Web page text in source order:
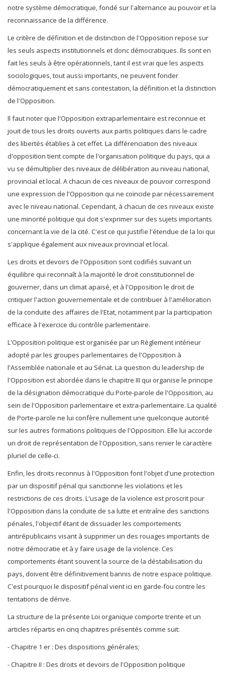
notre système démocratique, fondé sur l'alternance au pouvoir et la
reconnaissance de la différence.
Le critère de définition et de distinction de l'Opposition repose sur
les seuls aspects institutionnels et donc démocratiques. Ils sont en
fait les seuls à être opérationnels, tant il est vrai que les aspects
sociologiques, tout aussi importants, ne peuvent fonder
démocratiquement et sans contestation, la définition et la distinction
de l'Opposition.
Il faut noter que l'Opposition extraparlementaire est reconnue et
jouit de tous les droits ouverts aux partis politiques dans le cadre
des libertés établies à cet effet. La différenciation des niveaux
d'opposition tient compte de l'organisation politique du pays, qui a
vu se démultiplier des niveaux de délibération au niveau national,
provincial et local. A chacun de ces niveaux de pouvoir correspond
une expression de l'Opposition qui ne coïncide par nécessairement
avec le niveau national. Cependant, à chacun de ces niveaux existe
une minorité politique qui doit s'exprimer sur des sujets importants
concernant la vie de la cité. C'est ce qui justifie l'étendue de la loi qui
s'applique également aux niveaux provincial et local.
Les droits et devoirs de l'Opposition sont codifiés suivant un
équilibre qui reconnaît à la majorité le droit constitutionnel de
gouverner, dans un climat apaisé, et à l'Opposition le droit de
critiquer l'action gouvernementale et de contribuer à l'amélioration
de la conduite des affaires de l'Etat, notamment par la participation
efficace à l'exercice du contrôle parlementaire.
L'Opposition politique est organisée par un Règlement intérieur
adopté par les groupes parlementaires de l'Opposition à
l'Assemblée nationale et au Sénat. La question du leadership de
l'Opposition est abordée dans le chapitre III qui organise le principe
de la désignation démocratique du Porte-parole de l'Opposition, au
sein de l'Opposition parlementaire et extra-parlementaire. La qualité
de Porte-parole ne lui confère nullement une quelconque autorité
sur les autres formations politiques de l'Opposition. Elle lui accorde
un droit de représentation de l'Opposition, sans renier le caractère
pluriel de celle-ci.
Enfin, les droits reconnus à l'Opposition font l'objet d'une protection
par un dispositif pénal qui sanctionne les violations et les
restrictions de ces droits. L'usage de la violence est proscrit pour
l'Opposition dans la conduite de sa lutte et entraîne des sanctions
pénales, l'objectif étant de dissuader les comportements
antirépublicains visant à supprimer un des rouages importants de
notre démocratie et à y faire usage de la violence. Ces
comportements étant souvent la source de la déstabilisation du
pays, doivent être définitivement bannis de notre espace politique.
C'est pourquoi le dispositif pénal vient ici en garde-fou contre les
tentations de dérive.
La structure de la présente Loi organique comporte trente et un
articles répartis en cinq chapitres présentés comme suit:
- Chapitre 1 er : Des dispositions générales;
- Chapitre II : Des droits et devoirs de l'Opposition politique